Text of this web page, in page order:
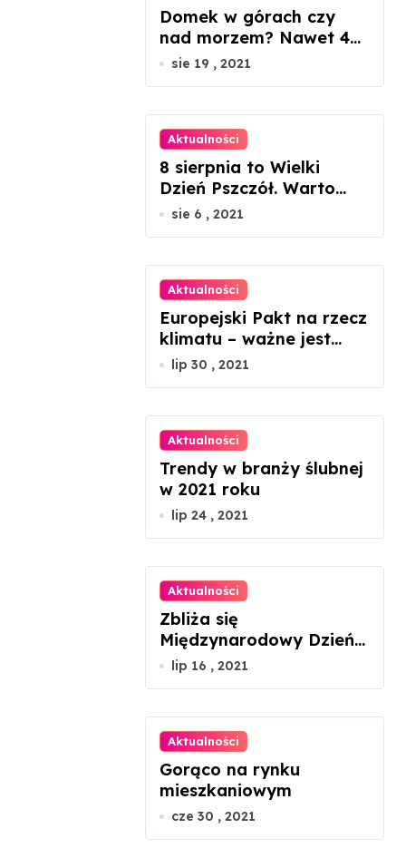
Domek w górach czy
nad morzem? Nawet 45
proc. wzrosty cen
sie 19 , 2021
Aktualności
8 sierpnia to Wielki
Dzień Pszczół. Warto
docenić ich rolę w
sie 6 , 2021
Aktualności
Europejski Pakt na rzecz
klimatu – ważne jest
zaangażowanie każdego
lip 30 , 2021
Aktualności
Trendy w branży ślubnej
w 2021 roku
lip 24 , 2021
Aktualności
Zbliża się
Międzynarodowy Dzień
Szachów
lip 16 , 2021
Aktualności
Gorąco na rynku
mieszkaniowym
cze 30 , 2021